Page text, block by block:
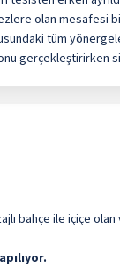
olan mesafesi
tüm
bahçe ile içiçe